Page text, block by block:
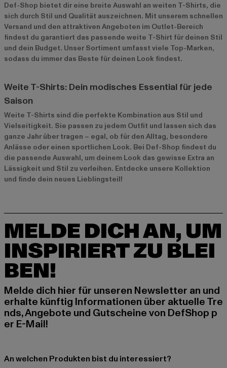
Def-Shop bietet dir eine breite Auswahl an weiten T-Shirts, die
sich durch Stil und Qualität auszeichnen. Mit unserem schnellen
Versand und den attraktiven Angeboten im Outlet-Bereich
findest du garantiert das passende weite T-Shirt für deinen Stil
und dein Budget. Unser Sortiment umfasst viele Top-Marken,
sodass du immer das Beste für deinen Look findest.
Weite T-Shirts: Dein modisches Essential für jede
Saison
Weite T-Shirts sind die perfekte Kombination aus Stil und
Vielseitigkeit. Sie passen zu jedem Outfit und lassen sich das
ganze Jahr über tragen – egal, ob für den Alltag, besondere
Anlässe oder einen sportlichen Look. Bei Def-Shop findest du
die passende Auswahl, um deinem Look das gewisse Extra an
Lässigkeit und Stil zu verleihen. Entdecke unsere Kollektion
und finde dein neues Lieblingsteil!
MELDE DICH AN, UM
INSPIRIERT ZU BLEI
BEN!
Melde dich hier für unseren Newsletter an und
erhalte künftig Informationen über aktuelle Tre
nds, Angebote und Gutscheine von DefShop p
er E-Mail!
An welchen Produkten bist du interessiert?